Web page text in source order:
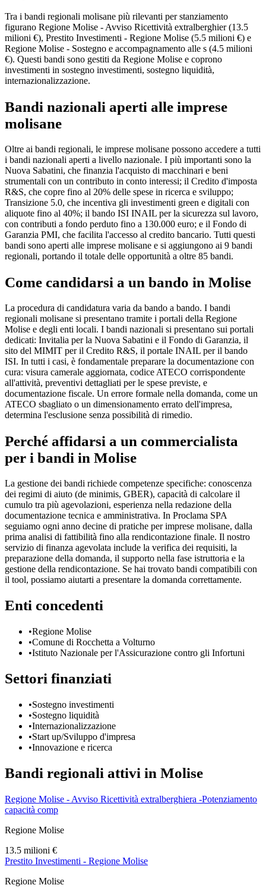
Tra i bandi regionali molisane più rilevanti per stanziamento
figurano Regione Molise - Avviso Ricettività extralberghier (13.5
milioni €), Prestito Investimenti - Regione Molise (5.5 milioni €) e
Regione Molise - Sostegno e accompagnamento alle s (4.5 milioni
€). Questi bandi sono gestiti da Regione Molise e coprono
investimenti in sostegno investimenti, sostegno liquidità,
internazionalizzazione.
Bandi nazionali aperti alle imprese
molisane
Oltre ai bandi regionali, le imprese molisane possono accedere a tutti
i bandi nazionali aperti a livello nazionale. I più importanti sono la
Nuova Sabatini, che finanzia l'acquisto di macchinari e beni
strumentali con un contributo in conto interessi; il Credito d'imposta
R&S, che copre fino al 20% delle spese in ricerca e sviluppo;
Transizione 5.0, che incentiva gli investimenti green e digitali con
aliquote fino al 40%; il bando ISI INAIL per la sicurezza sul lavoro,
con contributi a fondo perduto fino a 130.000 euro; e il Fondo di
Garanzia PMI, che facilita l'accesso al credito bancario. Tutti questi
bandi sono aperti alle imprese molisane e si aggiungono ai 9 bandi
regionali, portando il totale delle opportunità a oltre 85 bandi.
Come candidarsi a un bando in Molise
La procedura di candidatura varia da bando a bando. I bandi
regionali molisane si presentano tramite i portali della Regione
Molise e degli enti locali. I bandi nazionali si presentano sui portali
dedicati: Invitalia per la Nuova Sabatini e il Fondo di Garanzia, il
sito del MIMIT per il Credito R&S, il portale INAIL per il bando
ISI. In tutti i casi, è fondamentale preparare la documentazione con
cura: visura camerale aggiornata, codice ATECO corrispondente
all'attività, preventivi dettagliati per le spese previste, e
documentazione fiscale. Un errore formale nella domanda, come un
ATECO sbagliato o un dimensionamento errato dell'impresa,
determina l'esclusione senza possibilità di rimedio.
Perché affidarsi a un commercialista
per i bandi in Molise
La gestione dei bandi richiede competenze specifiche: conoscenza
dei regimi di aiuto (de minimis, GBER), capacità di calcolare il
cumulo tra più agevolazioni, esperienza nella redazione della
documentazione tecnica e amministrativa. In Proclama SPA
seguiamo ogni anno decine di pratiche per imprese molisane, dalla
prima analisi di fattibilità fino alla rendicontazione finale. Il nostro
servizio di finanza agevolata include la verifica dei requisiti, la
preparazione della domanda, il supporto nella fase istruttoria e la
gestione della rendicontazione. Se hai trovato bandi compatibili con
il tool, possiamo aiutarti a presentare la domanda correttamente.
Enti concedenti
•Regione Molise
•Comune di Rocchetta a Volturno
•Istituto Nazionale per l'Assicurazione contro gli Infortuni
Settori finanziati
•Sostegno investimenti
•Sostegno liquidità
•Internazionalizzazione
•Start up/Sviluppo d'impresa
•Innovazione e ricerca
Bandi regionali attivi in Molise
Regione Molise - Avviso Ricettività extralberghiera -Potenziamento
capacità comp
Regione Molise
13.5 milioni €
Prestito Investimenti - Regione Molise
Regione Molise